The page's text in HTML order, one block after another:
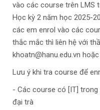
vào các course trên LMS
Học kỳ 2 năm học 2025-
các em enrol vào các
thắc mắc thì liên hệ với
khoatn@hanu.edu.vn
Lưu ý khi tra course để
- Các course có [IT]
đại trà